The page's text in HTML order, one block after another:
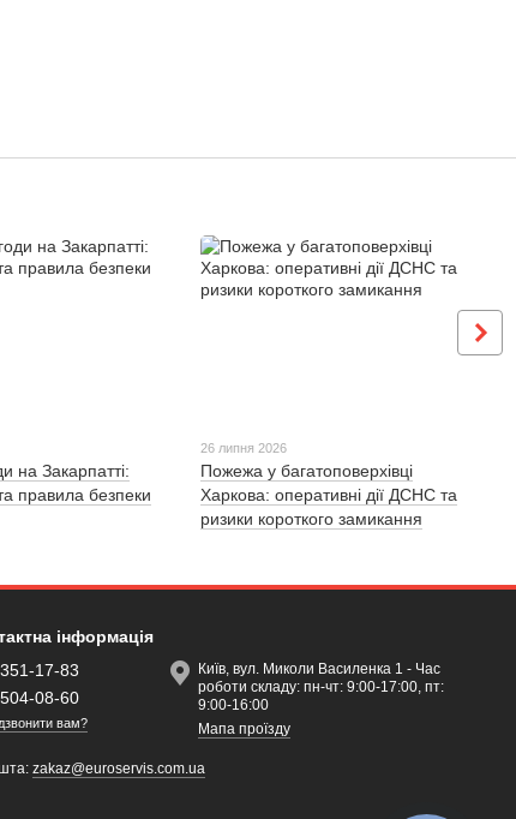
на Закарпатті:
правила безпеки
26 липня 2026
Пожежа у багатоповерхівці
Харкова: оперативні дії ДСНС та
ризики короткого замикання
інформація
17-83
08-60
вам?
Київ, вул. Миколи Василенка 1 - Час
роботи складу: пн-чт: 9:00-17:00, пт:
9:00-16:00
Мапа проїзду
zakaz@euroservis.com.ua